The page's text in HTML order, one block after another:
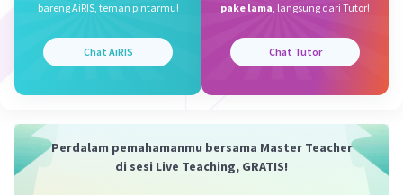
bareng AiRIS, teman pintarmu!
Chat AiRIS
pake lama, langsung dari Tutor!
Chat Tutor
Perdalam pemahamanmu bersama Master Teacher
di sesi Live Teaching, GRATIS!